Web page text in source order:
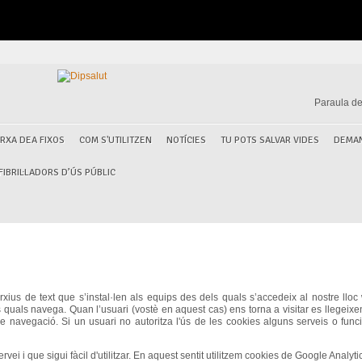
Paraula
DEA FIXOS COM S'UTILITZEN NOTÍCIES TU POTS SALVAR VIDES
D’ÚS PÚBLIC
de text que s’instal·len als equips des dels quals s’accedeix al nostre
navega. Quan l’usuari (vostè en aquest cas) ens torna a visitar es
navegació. Si un usuari no autoritza l'ús de les cookies alguns serveis o
i que sigui fàcil d'utilitzar. En aquest sentit utilitzem cookies de Google